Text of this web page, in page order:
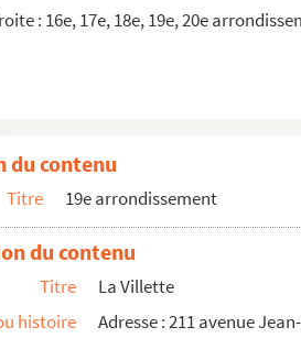
: 16e, 17e, 18e, 19e, 20e
du contenu
Titre 19e arrondissement
du contenu
Titre
La Villette
histoire
Adresse : 211 avenue